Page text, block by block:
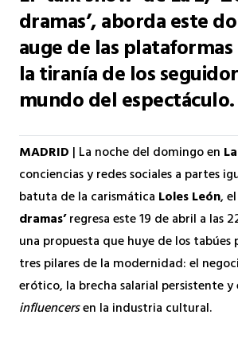
dramas’, aborda este
auge de las
la tiranía de los
mundo del espectáculo.
MADRID | La noche del domingo en
conciencias y redes sociales a partes
batuta de la carismática Loles León,
dramas’regresa este 19 de abril a las
una propuesta que huye de los tabúes
tres pilares de la modernidad: el
erótico, la brecha salarial persistente y
influencersen la industria cultural.